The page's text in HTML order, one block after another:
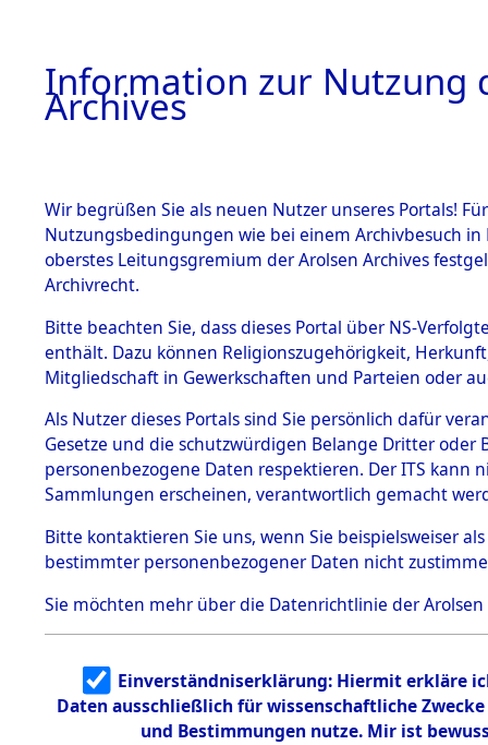
BESTÄNDE
1.
mente
5. Verschiedenes
5.3
Todesmärsche
5.3.1 Alliierte
Erhebungen
zu
Todesmärsch
en
5.3.2
Identifizierun
g
5.3.3
Todesmärsch
der UN-
Checking")
Information zur Nutzung
Archives
Wir begrüßen Sie als neuen Nutzer unseres Portals!
Nutzungsbedingungen wie bei einem Archivbesuch
oberstes Leitungsgremium der Arolsen Archives
Archivrecht.
Bitte beachten Sie, dass dieses Portal über NS-
enthält. Dazu können Religionszugehörigkeit,
Mitgliedschaft in Gewerkschaften und Parteien oder
Als Nutzer dieses Portals sind Sie persönlich dafür
Gesetze und die schutzwürdigen Belange Dritter
personenbezogene Daten respektieren. Der ITS
Sammlungen erscheinen, verantwortlich gemacht
Bitte kontaktieren Sie uns, wenn Sie beispielsweiser
bestimmter personenbezogener Daten nicht
Sie möchten mehr über die Datenrichtlinie der Arolsen
Einverständniserklärung: Hiermit erkläre
Daten ausschließlich für wissenschaftliche
und Bestimmungen nutze. Mir ist